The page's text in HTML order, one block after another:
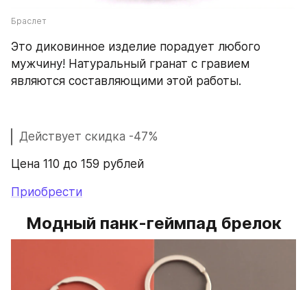
Браслет
Это диковинное изделие порадует любого
мужчину! Натуральный гранат с гравием
являются составляющими этой работы.
Действует скидка -47%
Цена 110 до 159 рублей
Приобрести
Модный панк-геймпад брелок